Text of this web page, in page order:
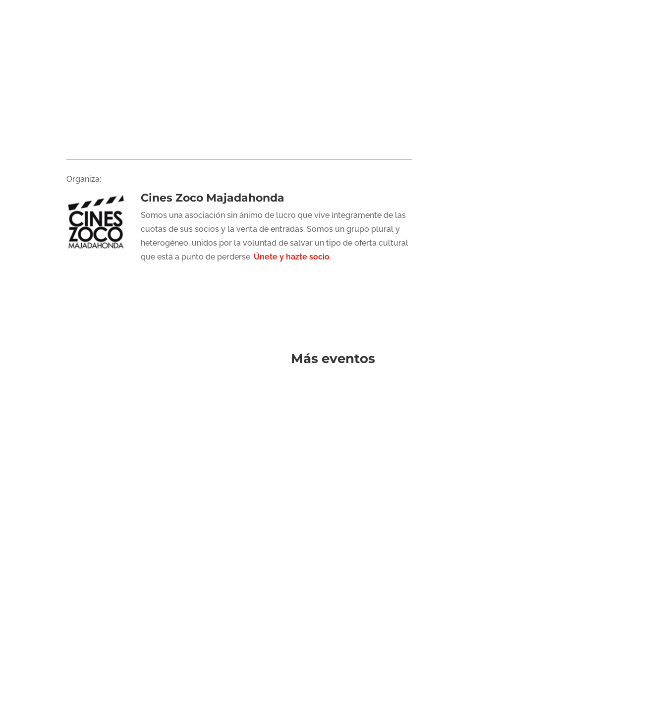
Organiza:
Cines Zoco Majadahonda
Somos una asociación sin ánimo de lucro que vive íntegramente de las
cuotas de sus socios y la venta de entradas. Somos un grupo plural y
heterogéneo, unidos por la voluntad de salvar un tipo de oferta cultural
que está a punto de perderse. Únete y hazte socio.
Más eventos